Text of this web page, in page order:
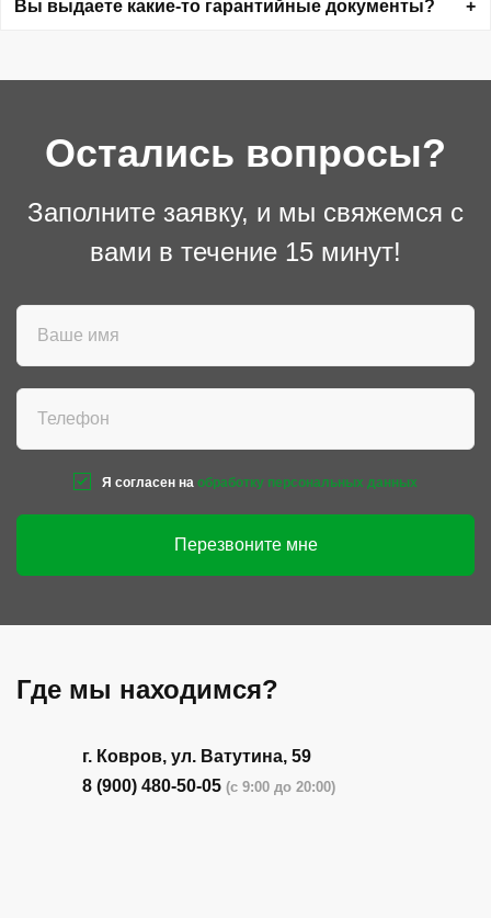
Вы выдаете какие-то гарантийные документы?
Остались вопросы?
Заполните заявку, и мы свяжемся с
вами в течение 15 минут!
Я согласен на обработку персональных данных
Перезвоните мне
Где мы находимся?
г. Ковров, ул. Ватутина, 59
8 (900) 480-50-05 (с 9:00 до 20:00)